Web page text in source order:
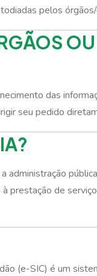
pelos
das
seu pedido
à prestação de
(e-SIC) é um